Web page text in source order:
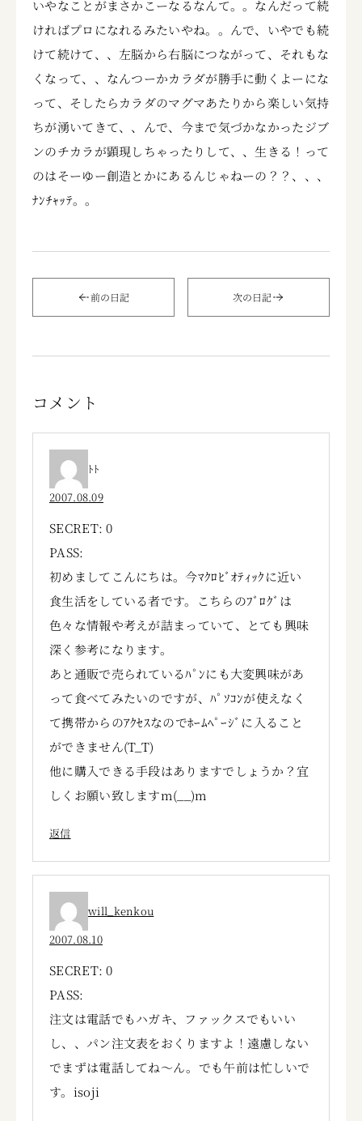
いやなことがまさかこーなるなんて。。なんだって続
ければプロになれるみたいやね。。んで、いやでも続
けて続けて、、左脳から右脳につながって、それもな
くなって、、なんつーかカラダが勝手に動くよーにな
って、そしたらカラダのマグマあたりから楽しい気持
ちが湧いてきて、、んで、今まで気づかなかったジブ
ンのチカラが顕現しちゃったりして、、生きる！って
のはそーゆー創造とかにあるんじゃねーの？？、、、
ﾅﾝﾁｬｯﾃ。。
前の日記 次の日記
コメント
ﾄﾄ
2007.08.09
SECRET: 0
PASS:
初めましてこんにちは。今ﾏｸﾛﾋﾞｵﾃｨｯｸに近い
食生活をしている者です。こちらのﾌﾞﾛｸﾞは
色々な情報や考えが詰まっていて、とても興味
深く参考になります。
あと通販で売られているﾊﾟﾝにも大変興味があ
って食べてみたいのですが、ﾊﾟｿｺﾝが使えなく
て携帯からのｱｸｾｽなのでﾎｰﾑﾍﾟｰｼﾞに入ること
ができません(T_T)
他に購入できる手段はありますでしょうか？宜
しくお願い致しますm(__)m
返信
will_kenkou
2007.08.10
SECRET: 0
PASS:
注文は電話でもハガキ、ファックスでもいい
し、、パン注文表をおくりますよ！遠慮しない
でまずは電話してね～ん。でも午前は忙しいで
す。isoji